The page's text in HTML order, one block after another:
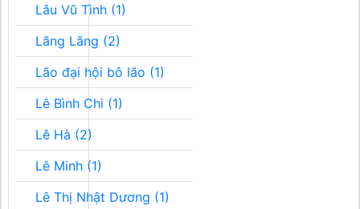
Lâu Vũ Tình (1)
Lãng Lãng (2)
Lão đại hội bô lão (1)
Lê Bình Chi (1)
Lê Hà (2)
Lê Minh (1)
Lê Thị Nhật Dương (1)